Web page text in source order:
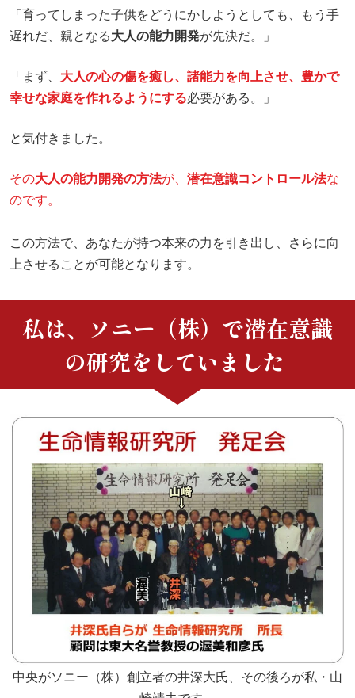
「育ってしまった子供をどうにかしようとしても、もう手
遅れだ、親となる大人の能力開発が先決だ。」
「まず、 大人の心の傷を癒し、諸能力を向上させ、豊かで
幸せな家庭を作れるようにする必要がある。」
と気付きました。
その大人の能力開発の方法が、 潜在意識コントロール法な
のです。
この方法で、あなたが持つ本来の力を引き出し、さらに向
上させることが可能となります。
私は、ソニー（株）で潜在意識
の研究をしていました
中央がソニー（株）創立者の井深大氏、その後ろが私・山